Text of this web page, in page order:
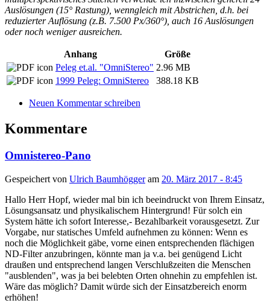
Auslösungen (15° Rastung), wenngleich mit Abstrichen, d.h. bei
reduzierter Auflösung (z.B. 7.500 Px/360°), auch 16 Auslösungen
oder noch weniger ausreichen.
Anhang
Größe
Peleg et.al. "OmniStereo" 2.96 MB
1999 Peleg: OmniStereo
388.18 KB
Neuen Kommentar schreiben
Kommentare
Omnistereo-Pano
Gespeichert von Ulrich Baumhöggeram 20. März 2017 - 8:45
Hallo Herr Hopf, wieder mal bin ich beeindruckt von Ihrem Einsatz,
Lösungsansatz und physikalischem Hintergrund! Für solch ein
System hätte ich sofort Interesse,- Bezahlbarkeit vorausgesetzt. Zur
Vorgabe, nur statisches Umfeld aufnehmen zu können: Wenn es
noch die Möglichkeit gäbe, vorne einen entsprechenden flächigen
ND-Filter anzubringen, könnte man ja v.a. bei genügend Licht
draußen und entsprechend langen Verschlußzeiten die Menschen
"ausblenden", was ja bei belebten Orten ohnehin zu empfehlen ist.
Wäre das möglich? Damit würde sich der Einsatzbereich enorm
erhöhen!